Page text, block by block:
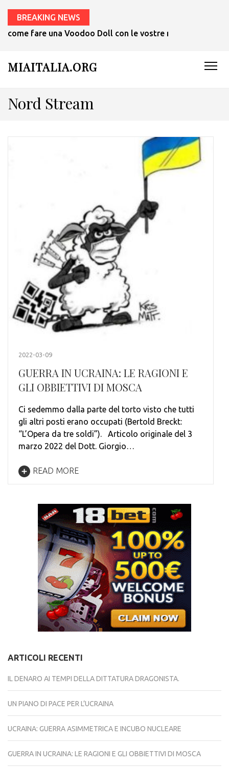
BREAKING NEWS
come fare una Voodoo Doll con le vostre mani in 1 ora.
MIAITALIA.ORG
Nord Stream
2022-03-09
GUERRA IN UCRAINA: LE RAGIONI E
GLI OBBIETTIVI DI MOSCA
Ci sedemmo dalla parte del torto visto che tutti
gli altri posti erano occupati (Bertold Breckt:
“L’Opera da tre soldi”). Articolo originale del 3
marzo 2022 del Dott. Giorgio…
READ MORE
ARTICOLI RECENTI
IL DENARO AI TEMPI DELLA DITTATURA DRAGONISTA.
UN PIANO DI PACE PER L’UCRAINA
UCRAINA: GUERRA ASIMMETRICA E INCUBO NUCLEARE
GUERRA IN UCRAINA: LE RAGIONI E GLI OBBIETTIVI DI MOSCA